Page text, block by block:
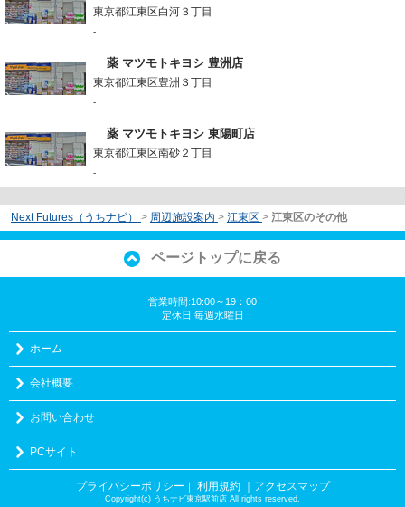
東京都江東区白河３丁目
-
薬 マツモトキヨシ 豊洲店
東京都江東区豊洲３丁目
-
薬 マツモトキヨシ 東陽町店
東京都江東区南砂２丁目
-
Next Futures（うちナビ） > 周辺施設案内 > 江東区 > 江東区のその他
ページトップに戻る
営業時間:10:00～19：00
定休日:毎週水曜日
ホーム
会社概要
お問い合わせ
PCサイト
プライバシーポリシー ｜ 利用規約 ｜アクセスマップ
Copyright(c) うちナビ東京駅前店 All rights reserved.